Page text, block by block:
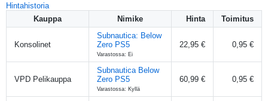
Hintahistoria
Kauppa
Nimike Hinta Toimitus
Konsolinet
Subnautica: Below
Zero PS5
Varastossa: Ei
22,95 € 0,95 €
VPD Pelikauppa
Subnautica Below
Zero PS5
Varastossa: Kyllä
60,99 € 0,95 €